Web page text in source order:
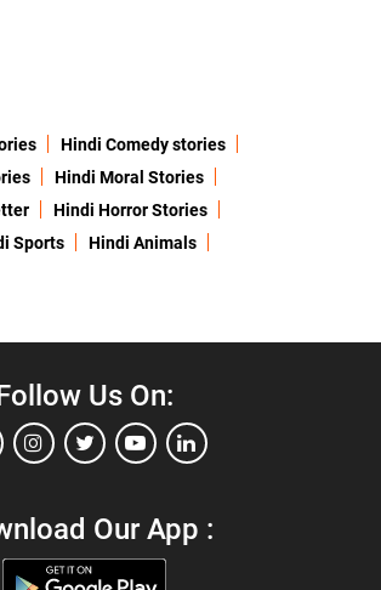
Hindi Comedy stories
Hindi Moral Stories
Hindi Horror Stories
Sports
Hindi Animals
Us On:
Our App :